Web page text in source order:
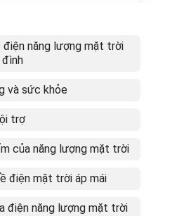
điện năng lượng mặt trời
và sức khỏe
trợ
của năng lượng mặt trời
điện mặt trời áp mái
điện năng lượng mặt trời